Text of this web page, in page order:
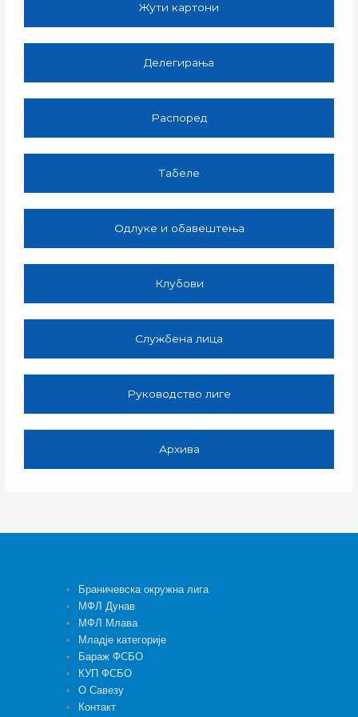
Жути картони
Делегирања
Распоред
Табеле
Одлуке и обавештења
Клубови
Службена лица
Руководство лиге
Архива
Браничевска окружна лига
МФЛ Дунав
МФЛ Млава
Младје категорије
Бараж ФСБО
КУП ФСБО
О Савезу
Контакт